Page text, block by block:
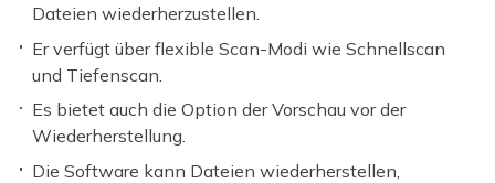
Dateien wiederherzustellen.
Er verfügt über flexible Scan-Modi wie Schnellscan
und Tiefenscan.
Es bietet auch die Option der Vorschau vor der
Wiederherstellung.
Die Software kann Dateien wiederherstellen,